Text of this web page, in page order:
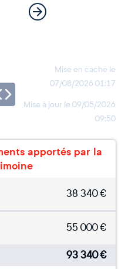
Mise en cache le
07/08/2026 01:17
Mise à jour le 09/05/2026
09:50
apportés par la
38 340€
55 000€
93 340€